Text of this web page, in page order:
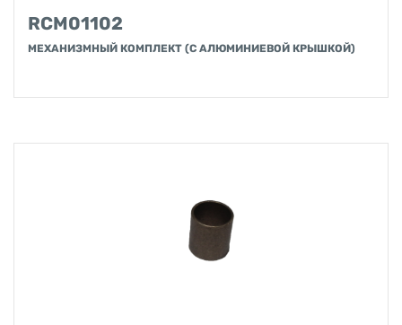
RCM01102
МЕХАНИЗМНЫЙ КОМПЛЕКТ (С АЛЮМИНИЕВОЙ КРЫШКОЙ)